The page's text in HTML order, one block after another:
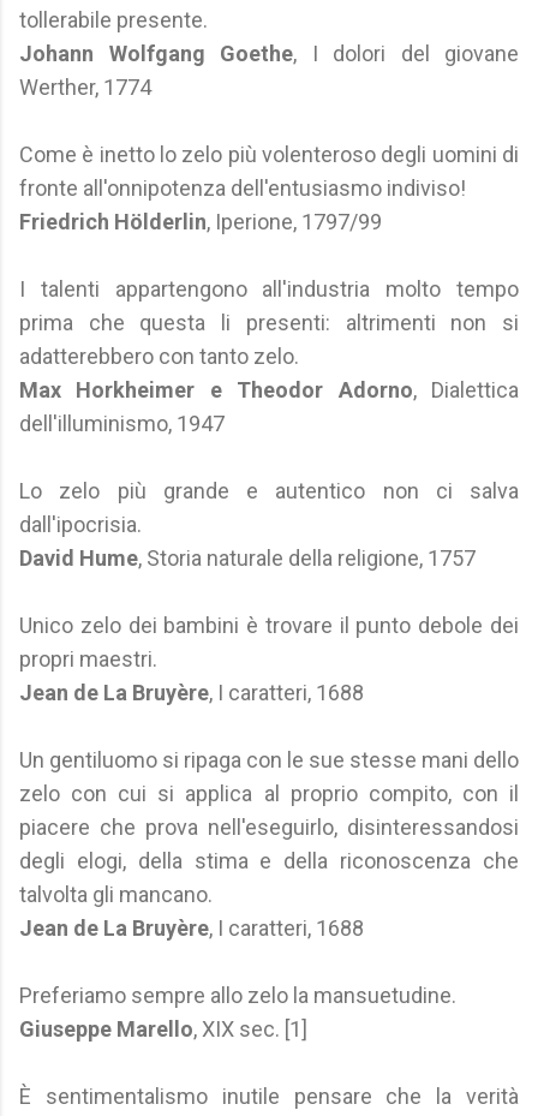
tollerabile presente.
Johann Wolfgang Goethe, I dolori del giovane
Werther, 1774
Come è inetto lo zelo più volenteroso degli uomini di
fronte all'onnipotenza dell'entusiasmo indiviso!
Friedrich Hölderlin, Iperione, 1797/99
I talenti appartengono all'industria molto tempo
prima che questa li presenti: altrimenti non si
adatterebbero con tanto zelo.
Max Horkheimer e Theodor Adorno, Dialettica
dell'illuminismo, 1947
Lo zelo più grande e autentico non ci salva
dall'ipocrisia.
David Hume, Storia naturale della religione, 1757
Unico zelo dei bambini è trovare il punto debole dei
propri maestri.
Jean de La Bruyère, I caratteri, 1688
Un gentiluomo si ripaga con le sue stesse mani dello
zelo con cui si applica al proprio compito, con il
piacere che prova nell'eseguirlo, disinteressandosi
degli elogi, della stima e della riconoscenza che
talvolta gli mancano.
Jean de La Bruyère, I caratteri, 1688
Preferiamo sempre allo zelo la mansuetudine.
Giuseppe Marello, XIX sec. [1]
È sentimentalismo inutile pensare che la verità